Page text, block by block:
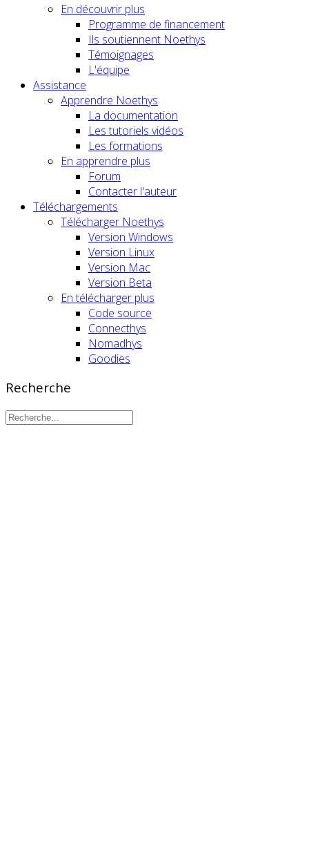
En découvrir plus
Programme de financement
Ils soutiennent Noethys
Témoignages
L'équipe
Assistance
Apprendre Noethys
La documentation
Les tutoriels vidéos
Les formations
En apprendre plus
Forum
Contacter l'auteur
Téléchargements
Télécharger Noethys
Version Windows
Version Linux
Version Mac
Version Beta
En télécharger plus
Code source
Connecthys
Nomadhys
Goodies
Recherche